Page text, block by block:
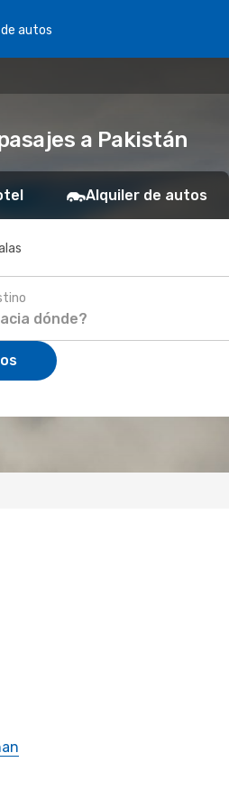
autos
a Pakistán
Alquiler de autos